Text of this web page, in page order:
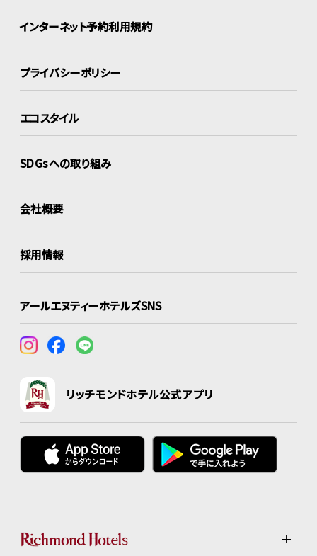
インターネット予約利用規約
プライバシーポリシー
エコスタイル
SDGsへの取り組み
会社概要
採用情報
アールエヌティーホテルズSNS
リッチモンドホテル公式アプリ